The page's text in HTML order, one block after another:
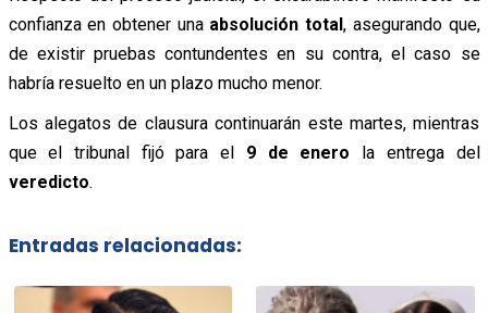
confianza en obtener una absolución total, asegurando que,
de existir pruebas contundentes en su contra, el caso se
habría resuelto en un plazo mucho menor.
Los alegatos de clausura continuarán este martes, mientras
que el tribunal fijó para el 9 de enero la entrega del
veredicto.
Entradas relacionadas: